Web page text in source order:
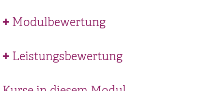
Modulbewertung
Leistungsbewertung